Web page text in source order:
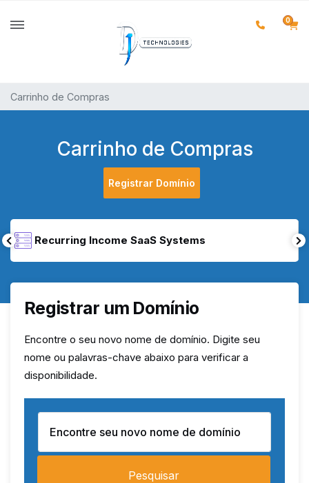
0
Carrinho de Compras
Carrinho de Compras
Registrar Domínio
Recurring Income SaaS Systems
Registrar um Domínio
Encontre o seu novo nome de domínio. Digite seu
nome ou palavras-chave abaixo para verificar a
disponibilidade.
Pesquisar